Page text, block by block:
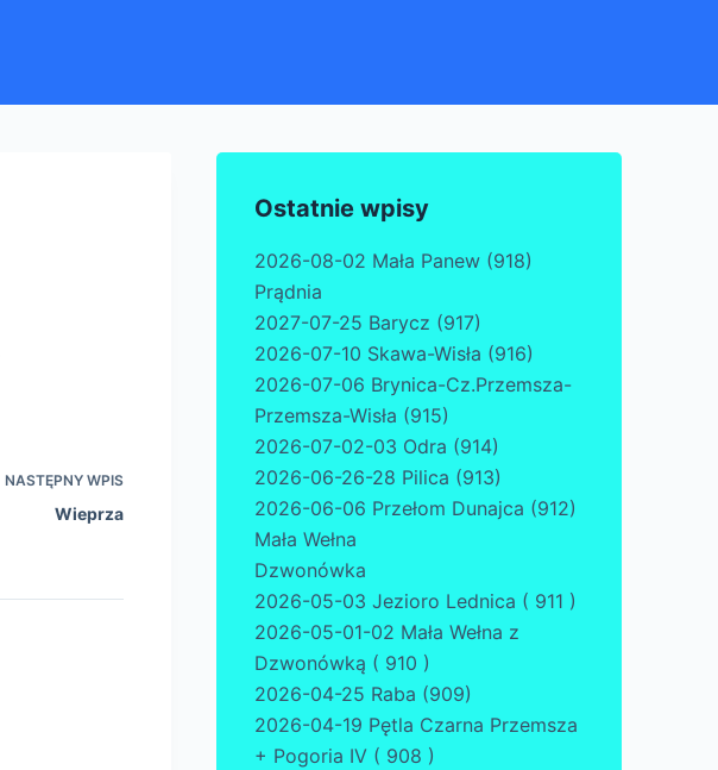
NASTĘPNYWPIS
Wieprza
Ostatnie wpisy
2026-08-02 Mała Panew (918)
Prądnia
2027-07-25 Barycz (917)
2026-07-10 Skawa-Wisła (916)
2026-07-06 Brynica-Cz.Przemsza-
Przemsza-Wisła (915)
2026-07-02-03 Odra (914)
2026-06-26-28 Pilica (913)
2026-06-06 Przełom Dunajca (912)
Mała Wełna
Dzwonówka
2026-05-03 Jezioro Lednica ( 911 )
2026-05-01-02 Mała Wełna z
Dzwonówką ( 910 )
2026-04-25 Raba (909)
2026-04-19 Pętla Czarna Przemsza
+ Pogoria IV ( 908 )